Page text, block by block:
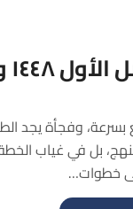
تستعد
بسرعة، وفجأة يجد
بل في غياب
خطوات…